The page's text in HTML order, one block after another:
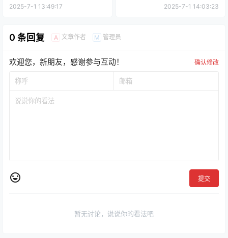
2025-7-1 13:49:17 2025-7-1 14:03:23
0 条回复 A 文章作者 M 管理员
欢迎您，新朋友，感谢参与互动！ 确认修改
提交
暂无讨论，说说你的看法吧